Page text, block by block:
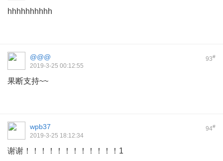
hhhhhhhhhh
93#
@@@
2019-3-25 00:12:55
果断支持~~
94#
wpb37
2019-3-25 18:12:34
谢谢！！！！！！！！！！！！1